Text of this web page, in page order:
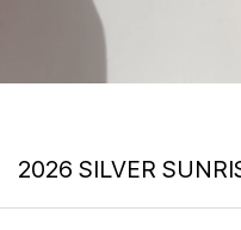
2026 SILVER